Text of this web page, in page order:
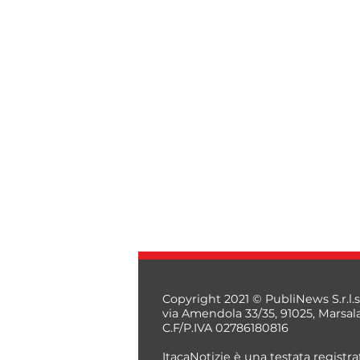
Copyright 2021 © PubliNews
via Amendola 33/35, 91025,
C.F/P.IVA 02786180816
ItacaNotizie è una testata